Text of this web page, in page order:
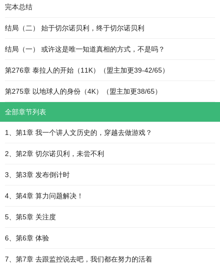
完本总结
结局（二） 始于切尔诺贝利，终于切尔诺贝利
结局（一） 或许这是唯一知道真相的方式，不是吗？
第276章 泰拉人的开始（11K）（盟主加更39-42/65）
第275章 以地球人的身份（4K）（盟主加更38/65）
全部章节列表
1、第1章 我一个讲人文历史的，穿越去做游戏？
2、第2章 切尔诺贝利，未尝不利
3、第3章 发布倒计时
4、第4章 算力问题解决！
5、第5章 关注度
6、第6章 体验
7、第7章 去跟监控说去吧，我们都在努力的活着